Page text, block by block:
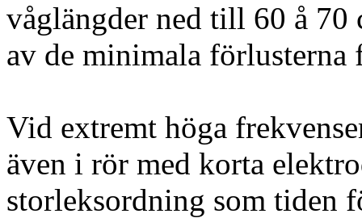
våglängder ned till 60 å 70
av de minimala förlusterna
Vid extremt höga
även i rör med korta
storleksordning som tiden